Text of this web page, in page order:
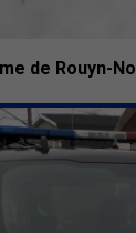
de Rouyn-